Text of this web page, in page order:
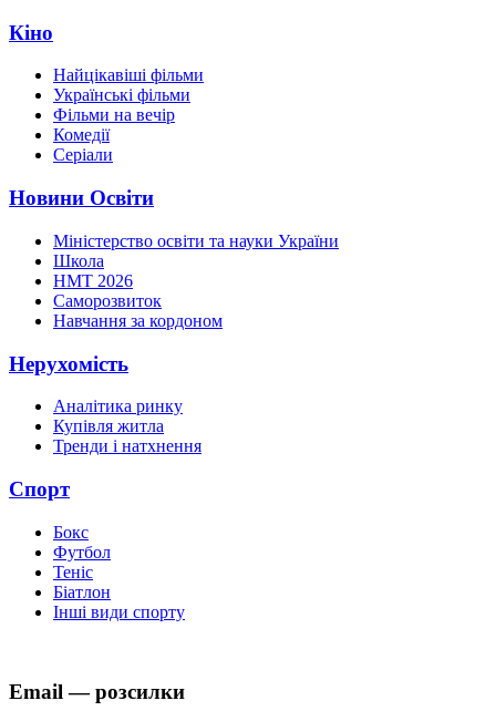
Кіно
Найцікавіші фільми
Українські фільми
Фільми на вечір
Комедії
Серіали
Новини Освіти
Міністерство освіти та науки України
Школа
НМТ 2026
Саморозвиток
Навчання за кордоном
Нерухомість
Аналітика ринку
Купівля житла
Тренди і натхнення
Спорт
Бокс
Футбол
Теніс
Біатлон
Інші види спорту
Email — розсилки